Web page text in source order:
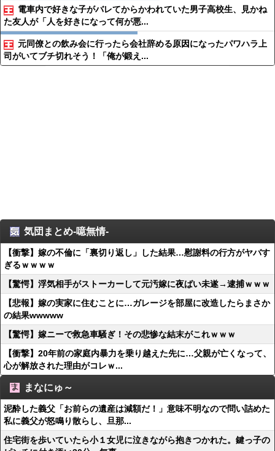
電車内で好きな子がバレてからかわれていた男子高校生、見かね
た友人が「人を好きになって何が悪...
元同僚との飲み会に行ったら会社辞める原因になったパワハラ上
司がいてブチ切れそう！「俺が鍛え...
気団まとめ-噫無情-
【衝撃】嫁の不倫に「裏切り返し」した結果…慰謝料の行方がヤバす
ぎるｗｗｗｗ
【驚愕】浮気相手がストーカーして元汚嫁に夜ばい未遂→逮捕ｗｗｗ
【悲報】嫁の実家に住むことに…ガレージを部屋に改造したらまさか
の結果wwwww
【驚愕】嫁ニーで救急車騒ぎ！その悲惨な結末がこれｗｗｗ
【衝撃】20年前の家庭内暴力を乗り越えた先に…父親が亡くなって、
心が解放された理由がコレｗ...
まなにゅ～
泥酔した義父「お前らの遺産は減額だ！」意味不明なので問い詰めた
私に義父が怒鳴り散らし、旦那...
住宅街を歩いていたら小１女児に泣きながら抱きつかれた。鍵っ子の